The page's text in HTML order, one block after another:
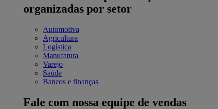
organizadas por setor
Automotiva
Agricultura
Logística
Manufatura
Varejo
Saúde
Bancos e finanças
Fale com nossa equipe de vendas